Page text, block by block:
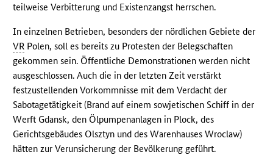
teilweise Verbitterung und Existenzangst herrschen.
In einzelnen Betrieben, besonders der nördlichen Gebiete der
VR Polen, soll es bereits zu Protesten der Belegschaften
gekommen sein. Öffentliche Demonstrationen werden nicht
ausgeschlossen. Auch die in der letzten Zeit verstärkt
festzustellenden Vorkommnisse mit dem Verdacht der
Sabotagetätigkeit (Brand auf einem sowjetischen Schiff in der
Werft Gdansk, den Ölpumpenanlagen in Plock, des
Gerichtsgebäudes Olsztyn und des Warenhauses Wroclaw)
hätten zur Verunsicherung der Bevölkerung geführt.